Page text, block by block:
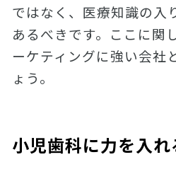
ではなく、医療知識の入
あるべきです。ここに関
ーケティングに強い会社
ょう。
小児歯科に力を入